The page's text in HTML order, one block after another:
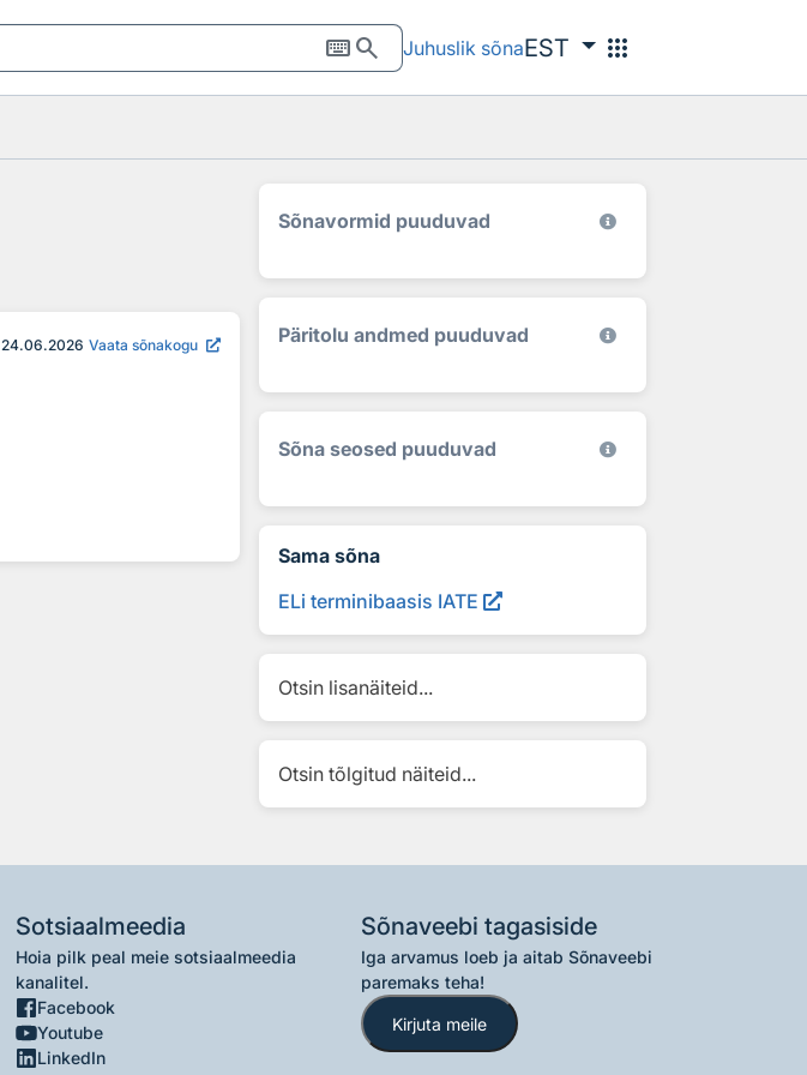
keyboardsearch Juhuslik sõnaEST apps
24.06.2026 Vaata sõnakogu
Sõnavormid puuduvad
Päritolu andmed puuduvad
Sõna seosed puuduvad
Sama sõna
ELi terminibaasis IATE
Otsin lisanäiteid...
Otsin tõlgitud näiteid...
Sotsiaalmeedia
Hoia pilk peal meie sotsiaalmeedia
kanalitel.
Facebook
Youtube
LinkedIn
Sõnaveebi tagasiside
Iga arvamus loeb ja aitab Sõnaveebi
paremaks teha!
Kirjuta meile